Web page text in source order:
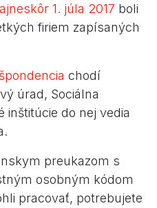
1. júla 2017 boli
firiem zapísaných
chodí
úrad, Sociálna
inštitúcie do nej vedia
preukazom s
osobným kódom
pracovať, potrebujete